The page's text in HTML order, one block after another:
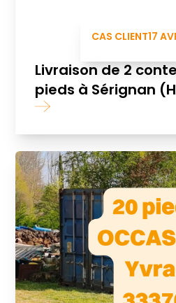
CAS CLIENT17
Livraison de 2
pieds à Sérignan